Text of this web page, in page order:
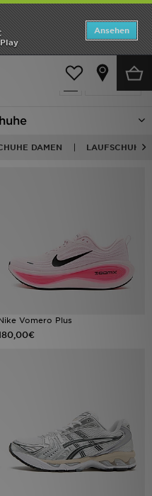
Ansehen
Verfeinern
DAMEN LAUFSCHUHE
Vomero Plus